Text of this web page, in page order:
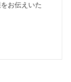
お伝えいた